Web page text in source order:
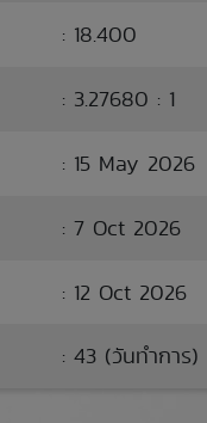
: 18.400
: 3.27680 : 1
: 15 May 2026
: 7 Oct 2026
: 12 Oct 2026
: 43 (วันทำการ)